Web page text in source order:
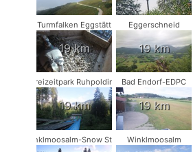
Turmfalken Eggstätt
19 km
Eggerschneid
19 km
Freizeitpark Ruhpolding
19 km
Bad Endorf-EDPC
19 km
Winklmoosalm-Snow Stake Winklmoosalm